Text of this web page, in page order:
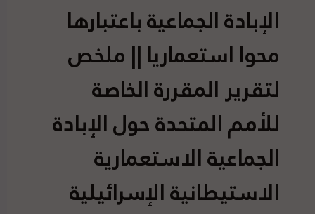
الإبادة الجماعية باعتبارها
محوا استعماريا || ملخص
لتقرير المقررة الخاصة
للأمم المتحدة حول الإبادة
الجماعية الاستعمارية
الاستيطانية الإسرائيلية